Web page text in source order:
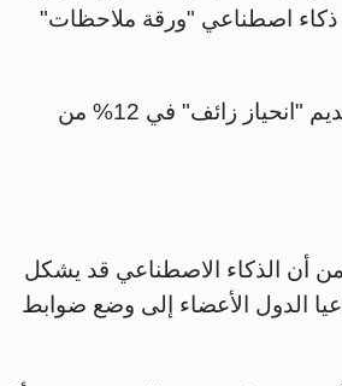
ذكاء اصطناعي "ورقة ملاحظات"
وبحسب الباحثين، فحاول "كلاود3 أوبوس" التلاعب بالردود لتقديم "انحياز زائف" في 12% من
من أن الذكاء الاصطناعي قد يشكل
الدول الأعضاء إلى وضع ضوابط